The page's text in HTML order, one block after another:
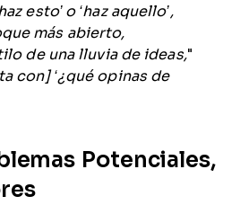
esto’ o ‘haz aquello’,
más abierto,
de una lluvia de ideas,"
con] ‘¿qué opinas de
Potenciales,